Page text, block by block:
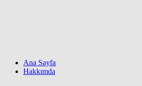
Ana Sayfa
Hakkımda